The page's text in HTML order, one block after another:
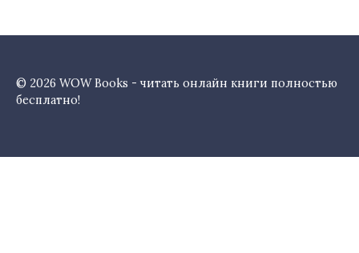
© 2026 WOW Books - читать онлайн книги полностью
бесплатно!